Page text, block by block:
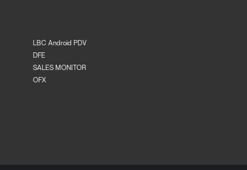
LBC Android PDV
DFE
SALES MONITOR
OFX